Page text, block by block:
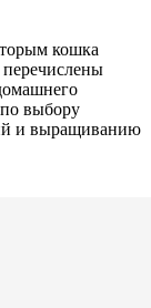
кошка
выбору
и выращиванию